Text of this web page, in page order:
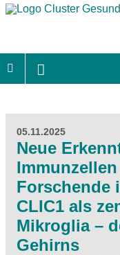
05.11.2025
Neue
Forschende
CLIC1 als
Mikroglia –
Gehirns